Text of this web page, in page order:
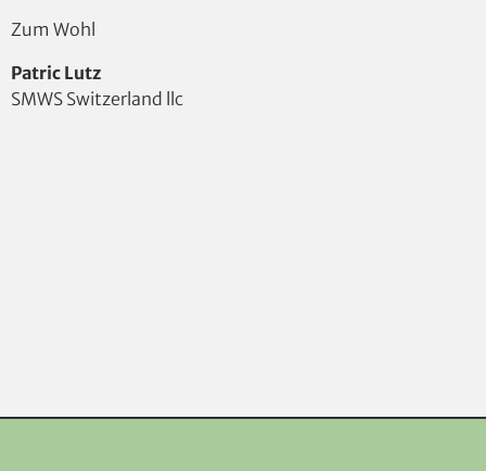
Zum Wohl
Patric Lutz
SMWS Switzerland llc